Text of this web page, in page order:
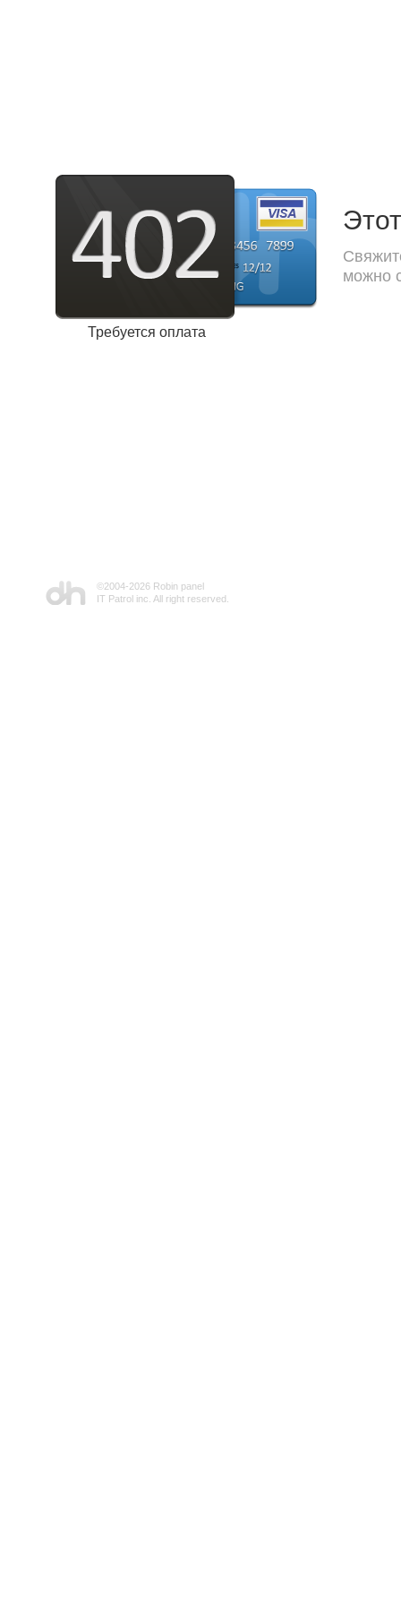
Требуется оплата
можно
©2004-2026 Robin panel
IT Patrol inc. All right reserved.